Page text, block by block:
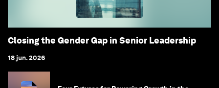
Closing the Gender Gap in Senior Leadership
18 jun. 2026